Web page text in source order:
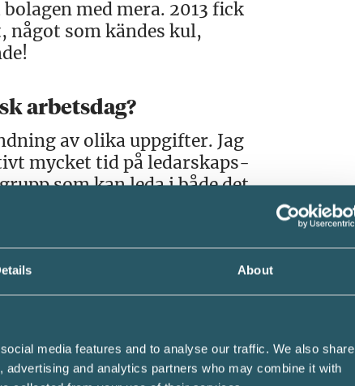
About
media features and to analyse our traffic. We also share
and analytics partners who may combine it with
med mera. 2013 fick
som kändes kul,
arbetsdag?
av olika uppgifter. Jag
mycket tid på ledarskaps-
som kan leda i både det
myndighet. Sen är det
myndigheter. Jag är
arbetar med
och för att fler ska